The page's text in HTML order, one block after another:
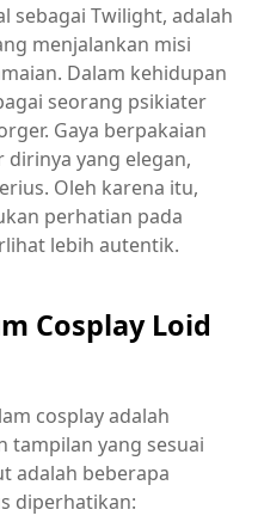
sebagai Twilight, adalah
menjalankan misi
Dalam kehidupan
seorang psikiater
Gaya berpakaian
yang elegan,
Oleh karena itu,
perhatian pada
lebih autentik.
Cosplay Loid
cosplay adalah
tampilan yang sesuai
adalah beberapa
diperhatikan: